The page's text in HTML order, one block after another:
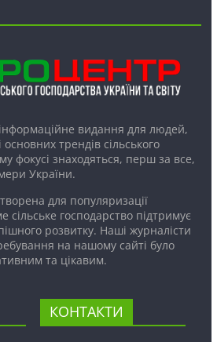
видання для людей,
основних трендів сільського
фокусі знаходяться, перш за все,
України.
для популяризації
господарство підтримує
розвитку. Наші журналісти
на нашому сайті було
та цікавим.
КОНТАКТИ